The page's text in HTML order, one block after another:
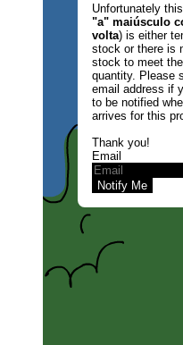
Unfortunately
"a" maiúsculo
volta) is either
stock or there is
stock to meet
quantity. Please
email address if
to be notified
arrives for this
Thank you!
Email